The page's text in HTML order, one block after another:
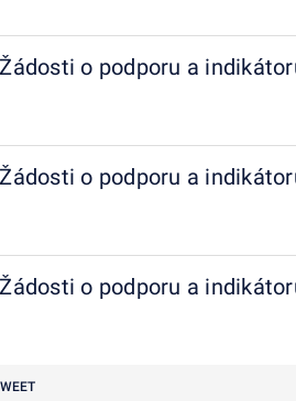
o podporu a
o podporu a
o podporu a